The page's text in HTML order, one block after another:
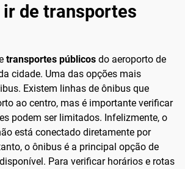
ir de transportes
transportes públicos do aeroporto de
cidade. Uma das opções mais
Existem linhas de ônibus que
ao centro, mas é importante verificar
podem ser limitados. Infelizmente, o
está conectado diretamente por
o ônibus é a principal opção de
Para verificar horários e rotas